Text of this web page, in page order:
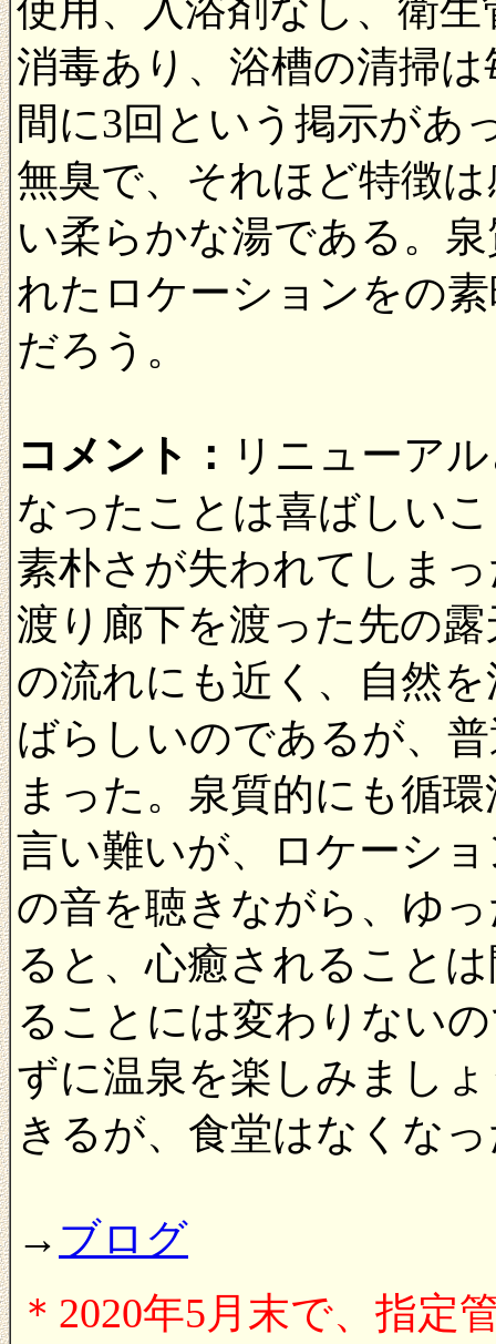
使用、入浴剤なし、衛
消毒あり、浴槽の清掃
間に3回という掲示があ
無臭で、それほど特徴
い柔らかな湯である。
れたロケーションをの
だろう。
コメント： リニューア
なったことは喜ばしい
素朴さが失われてしま
渡り廊下を渡った先の
の流れにも近く、自然
ばらしいのであるが、
まった。泉質的にも循
言い難いが、ロケーシ
の音を聴きながら、ゆ
ると、心癒されること
ることには変わりない
ずに温泉を楽しみまし
きるが、食堂はなくな
→ ブログ
＊2020年5月末で、指定